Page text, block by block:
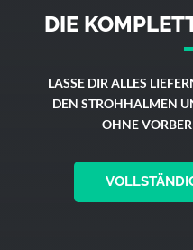
DIE
LASSE DIR ALLES
DEN STROHHALMEN
OHNE